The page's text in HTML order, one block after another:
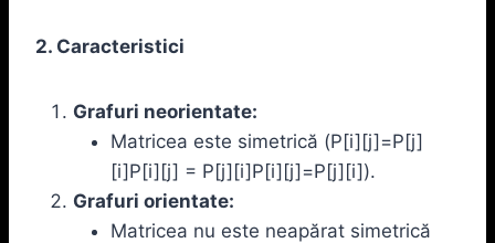
2. Caracteristici
Grafuri neorientate:
Matricea este simetrică (P[i][j]=P[j]
[i]P[i][j] = P[j][i]P[i][j]=P[j][i]).
Grafuri orientate:
Matricea nu este neapărat simetrică